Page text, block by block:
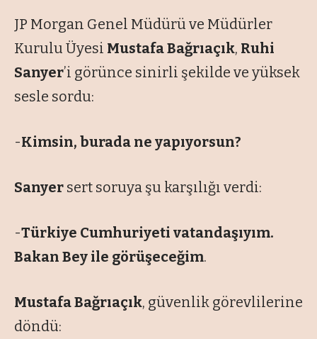
JP Morgan Genel Müdürü ve Müdürler
Kurulu Üyesi Mustafa Bağrıaçık, Ruhi
Sanyer’i görünce sinirli şekilde ve yüksek
sesle sordu:
-Kimsin, burada ne yapıyorsun?
Sanyer sert soruya şu karşılığı verdi:
-Türkiye Cumhuriyeti vatandaşıyım.
Bakan Bey ile görüşeceğim.
Mustafa Bağrıaçık, güvenlik görevlilerine
döndü: